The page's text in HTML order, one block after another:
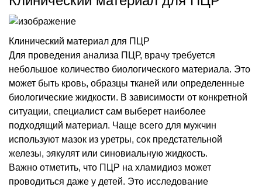
Клинический материал для ПЦР
Для проведения анализа ПЦР, врачу требуется
небольшое количество биологического материала. Это
может быть кровь, образцы тканей или определенные
биологические жидкости. В зависимости от конкретной
ситуации, специалист сам выберет наиболее
подходящий материал. Чаще всего для мужчин
используют мазок из уретры, сок предстательной
железы, эякулят или синовиальную жидкость.
Важно отметить, что ПЦР на хламидиоз может
проводиться даже у детей. Это исследование